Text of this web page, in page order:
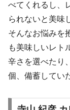
べてくれるし、
られないと美味
そんなお悩みを
も美味しいレト
辛さを選べたり
個、備蓄してい